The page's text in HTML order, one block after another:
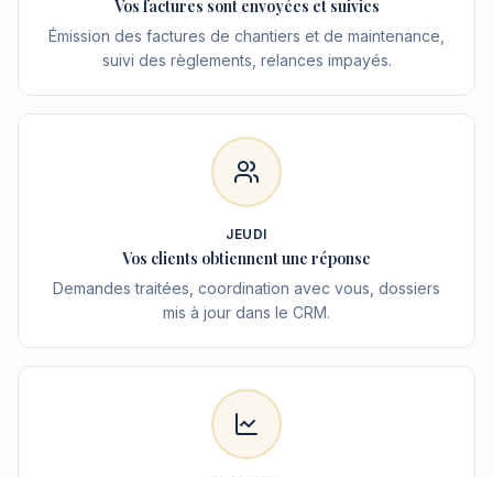
Vos factures sont envoyées et suivies
Émission des factures de chantiers et de maintenance,
suivi des règlements, relances impayés.
JEUDI
Vos clients obtiennent une réponse
Demandes traitées, coordination avec vous, dossiers
mis à jour dans le CRM.